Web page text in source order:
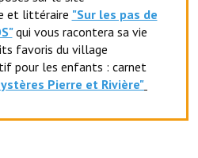
associations fressinoises
Fressinois
Fressinois
et littéraire "Sur les pas de
qui vous racontera sa vie
favoris du village
pour les enfants : carnet
Pierre et Rivière"